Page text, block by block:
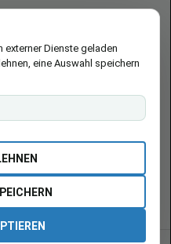
an qualifizierten
angezeigt werden,
Stand (Datum/Uhrzeit) und
jederzeit ändern. Für den Kauf
Preis und Verfügbarkeit, die
Amazon-
externer Dienste geladen
eine Auswahl speichern